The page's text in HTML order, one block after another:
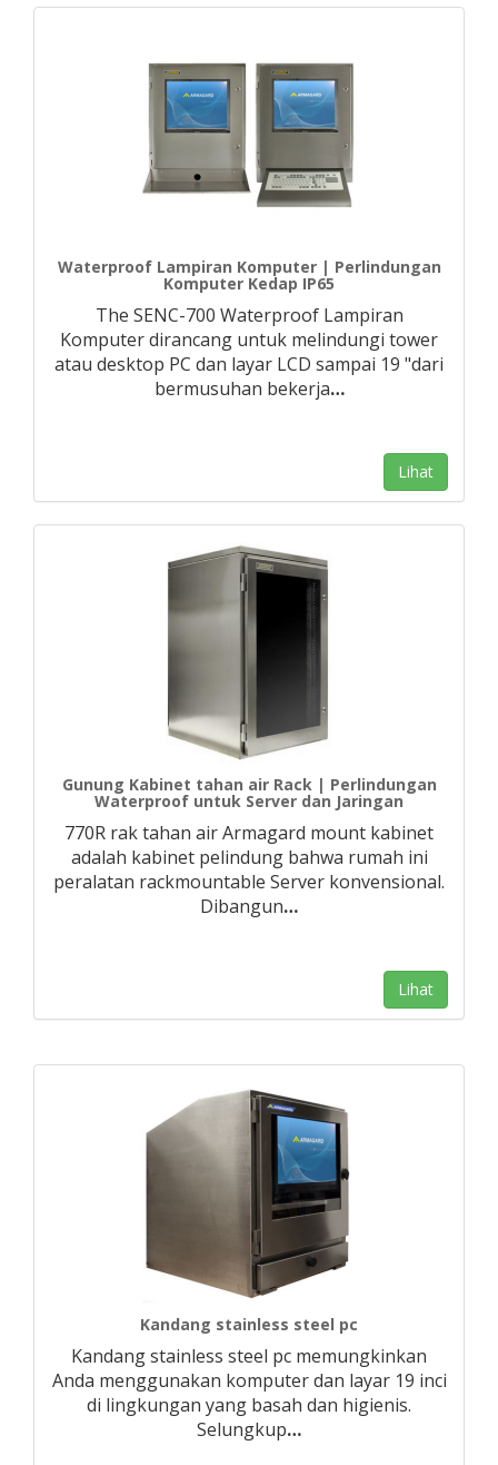
Waterproof Lampiran Komputer | Perlindungan
Komputer Kedap IP65
The SENC-700 Waterproof Lampiran
Komputer dirancang untuk melindungi tower
atau desktop PC dan layar LCD sampai 19 "dari
bermusuhan bekerja…
Lihat
Gunung Kabinet tahan air Rack | Perlindungan
Waterproof untuk Server dan Jaringan
770R rak tahan air Armagard mount kabinet
adalah kabinet pelindung bahwa rumah ini
peralatan rackmountable Server konvensional.
Dibangun…
Lihat
Kandang stainless steel pc
Kandang stainless steel pc memungkinkan
Anda menggunakan komputer dan layar 19 inci
di lingkungan yang basah dan higienis.
Selungkup…